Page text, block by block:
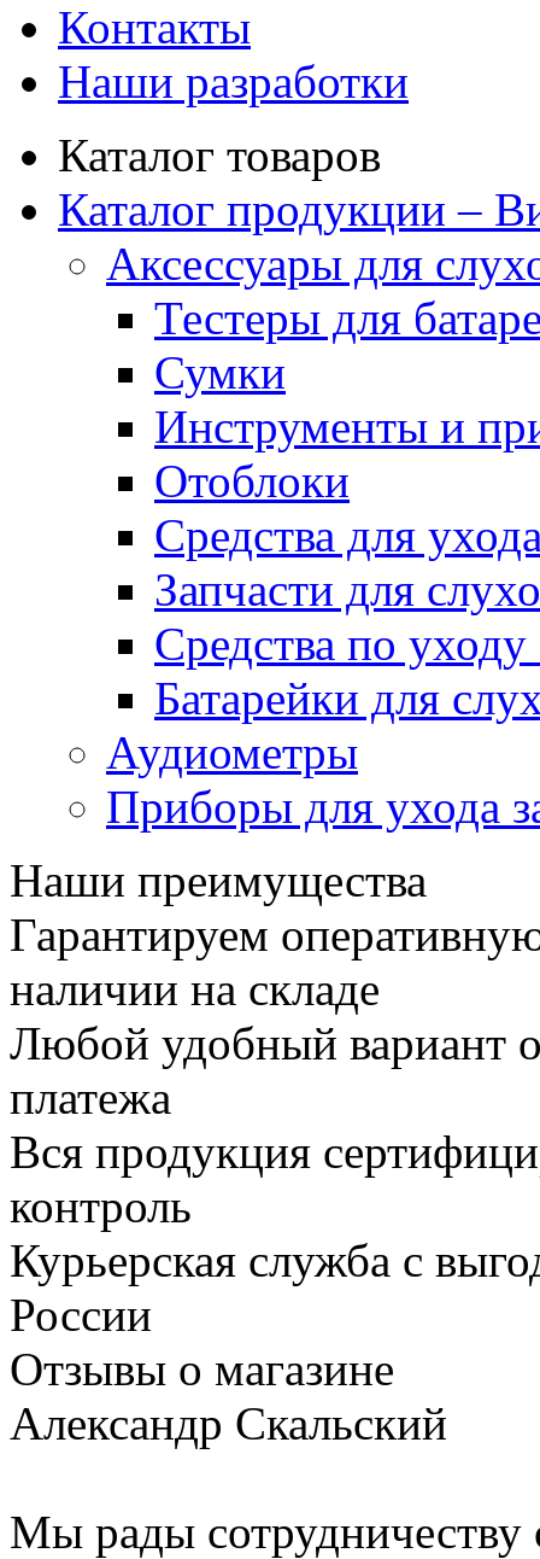
Контакты
Наши разработки
Каталог товаров
Каталог продукции –
Аксессуары для
Тестеры для
Сумки
Инструменты и
Отоблоки
Средства для
Запчасти для
Средства по
Батарейки для
Аудиометры
Приборы для ухода
Наши преимущества
Гарантируем
наличии на складе
Любой удобный вариант
платежа
Вся продукция
контроль
Курьерская служба с
России
Отзывы о магазине
Александр Скальский
Мы рады сотрудничеству